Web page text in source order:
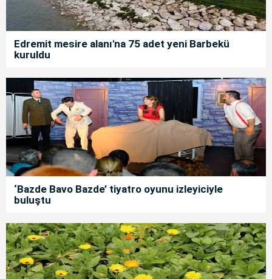
Edremit mesire alanı'na 75 adet yeni Barbekü
kuruldu
‘Bazde Bavo Bazde’ tiyatro oyunu izleyiciyle
buluştu